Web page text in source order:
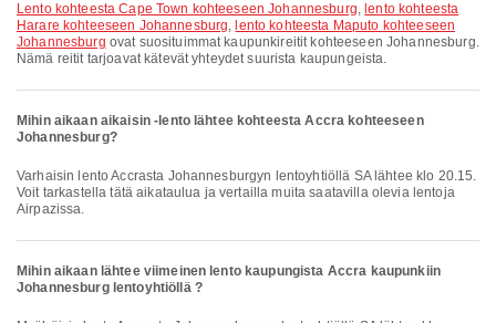
lento kohteesta Cape Town kohteeseen Johannesburg, lento kohteesta
Harare kohteeseen Johannesburg, lento kohteesta Maputo kohteeseen
Johannesburg ovat suosituimmat kaupunkireitit kohteeseen Johannesburg.
Nämä reitit tarjoavat kätevät yhteydet suurista kaupungeista.
Mihin aikaan aikaisin -lento lähtee kohteesta Accra kohteeseen
Johannesburg?
Varhaisin lento Accrasta Johannesburgyn lentoyhtiöllä SA lähtee klo 20.15.
Voit tarkastella tätä aikataulua ja vertailla muita saatavilla olevia lentoja
Airpazissa.
Mihin aikaan lähtee viimeinen lento kaupungista Accra kaupunkiin
Johannesburg lentoyhtiöllä ?